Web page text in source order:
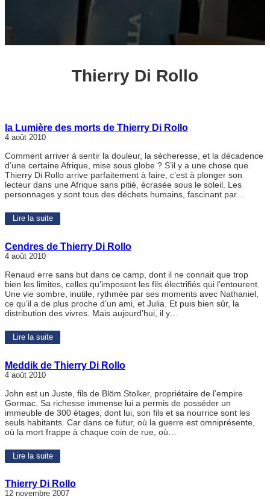
Thierry Di Rollo
la Lumière des morts de Thierry Di Rollo
4 août 2010
Comment arriver à sentir la douleur, la sècheresse, et la décadence
d’une certaine Afrique, mise sous globe ? S’il y a une chose que
Thierry Di Rollo arrive parfaitement à faire, c’est à plonger son
lecteur dans une Afrique sans pitié, écrasée sous le soleil. Les
personnages y sont tous des déchets humains, fascinant par…
Lire la suite
Cendres de Thierry Di Rollo
4 août 2010
Renaud erre sans but dans ce camp, dont il ne connait que trop
bien les limites, celles qu’imposent les fils électrifiés qui l’entourent.
Une vie sombre, inutile, rythmée par ses moments avec Nathaniel,
ce qu’il a de plus proche d’un ami, et Julia. Et puis bien sûr, la
distribution des vivres. Mais aujourd’hui, il y…
Lire la suite
Meddik de Thierry Di Rollo
4 août 2010
John est un Juste, fils de Blöm Stolker, propriétaire de l’empire
Gormac. Sa richesse immense lui a permis de posséder un
immeuble de 300 étages, dont lui, son fils et sa nourrice sont les
seuls habitants. Car dans ce futur, où la guerre est omniprésente,
où la mort frappe à chaque coin de rue, où…
Lire la suite
Thierry Di Rollo
12 novembre 2007